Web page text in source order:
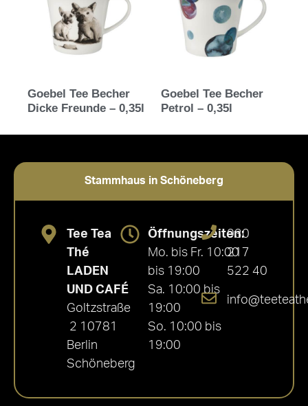
Goebel Tee Becher
Dicke Freunde – 0,35l
Goebel Tee Becher
Petrol – 0,35l
Stammhaus in Schöneberg
Tee Tea
Thé
LADEN
UND CAFÉ
Goltzstraße
2 10781
Berlin
Schöneberg
Öffnungszeiten:
Mo. bis Fr. 10:00
bis 19:00
Sa. 10:00 bis
19:00
So. 10:00 bis
19:00
030
217
522 40